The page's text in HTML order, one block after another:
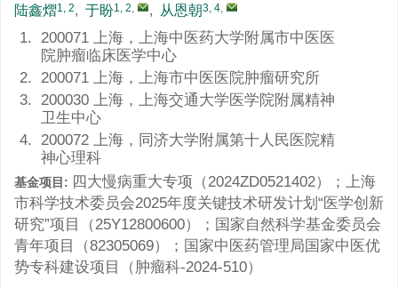
陆鑫熠1, 2, 于盼1, 2, , 从恩朝3, 4,
1.
200071 上海，上海中医药大学附属市中医医
院肿瘤临床医学中心
2.
200071 上海，上海市中医医院肿瘤研究所
3.
200030 上海，上海交通大学医学院附属精神
卫生中心
4.
200072 上海，同济大学附属第十人民医院精
神心理科
基金项目: 四大慢病重大专项（2024ZD0521402）；上海
市科学技术委员会2025年度关键技术研发计划“医学创新
研究”项目（25Y12800600）；国家自然科学基金委员会
青年项目（82305069）；国家中医药管理局国家中医优
势专科建设项目（肿瘤科-2024-510）